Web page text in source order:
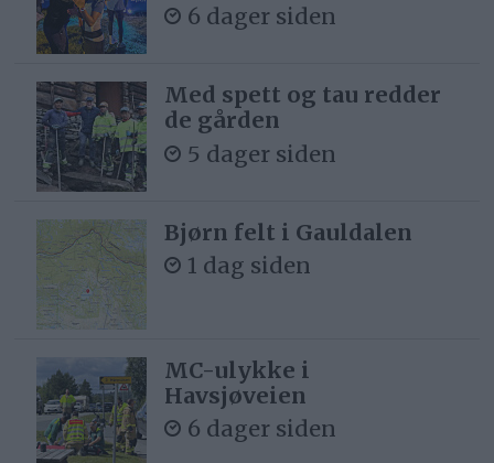
6 dager siden
Med spett og tau redder
de gården
5 dager siden
Bjørn felt i Gauldalen
1 dag siden
MC-ulykke i
Havsjøveien
6 dager siden